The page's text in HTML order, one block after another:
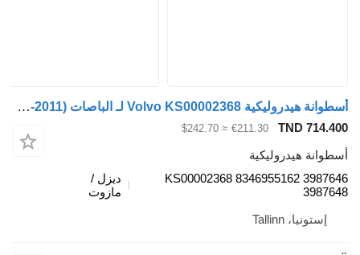
أسطوانة هيدروليكية Volvo KS00002368 لـ الباصات Volvo B6, B7, B9, B10, B12 bus (1978-2011)
TND
€211.30
≈ $242.70
هيدروليكية
KS00002368 8346955162
ديزل /
مازوت
إستونيا، Tallinn